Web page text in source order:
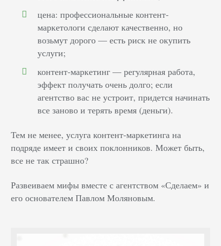
цена: профессиональные контент-
маркетологи сделают качественно, но
возьмут дорого — есть риск не окупить
услуги;
контент-маркетинг — регулярная работа,
эффект получать очень долго; если
агентство вас не устроит, придется начинать
все заново и терять время (деньги).
Тем не менее, услуга контент-маркетинга на
подряде имеет и своих поклонников. Может быть,
все не так страшно?
Развеиваем мифы вместе с агентством «Сделаем» и
его основателем Павлом Моляновым.